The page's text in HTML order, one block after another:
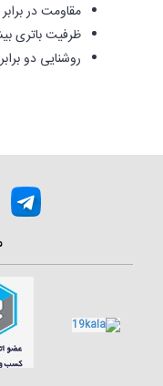
مقاومت در برابر آب
ظرفیت باتری
روشنایی دو